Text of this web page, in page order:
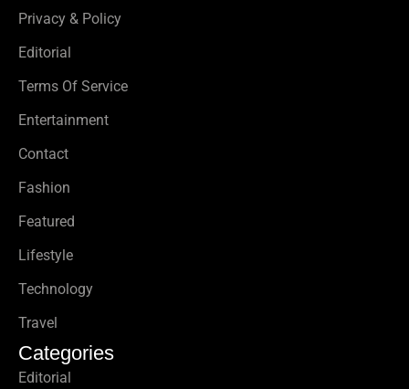
Privacy & Policy
Editorial
Terms Of Service
Entertainment
Contact
Fashion
Featured
Lifestyle
Technology
Travel
Categories
Editorial